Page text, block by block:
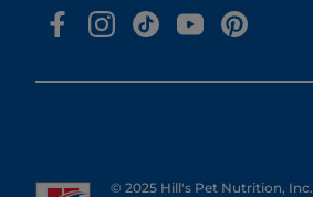
© 2025 Hill's Pet Nutrition, Inc.